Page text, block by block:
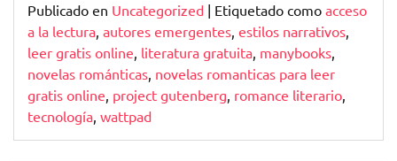
Publicado en Uncategorized | Etiquetado como acceso
a la lectura, autores emergentes, estilos narrativos,
leer gratis online, literatura gratuita, manybooks,
novelas románticas, novelas romanticas para leer
gratis online, project gutenberg, romance literario,
tecnología, wattpad